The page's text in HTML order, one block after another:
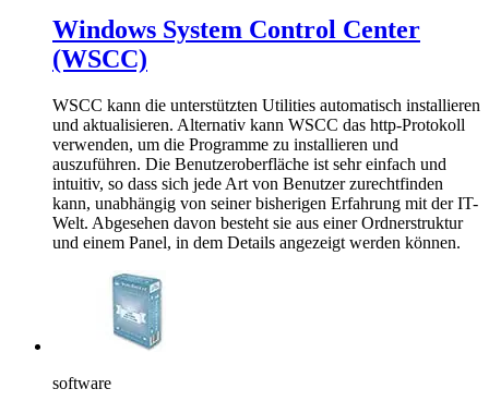
Windows System Control Center
(WSCC)
WSCC kann die unterstützten Utilities automatisch installieren
und aktualisieren. Alternativ kann WSCC das http-Protokoll
verwenden, um die Programme zu installieren und
auszuführen. Die Benutzeroberfläche ist sehr einfach und
intuitiv, so dass sich jede Art von Benutzer zurechtfinden
kann, unabhängig von seiner bisherigen Erfahrung mit der IT-
Welt. Abgesehen davon besteht sie aus einer Ordnerstruktur
und einem Panel, in dem Details angezeigt werden können.
software